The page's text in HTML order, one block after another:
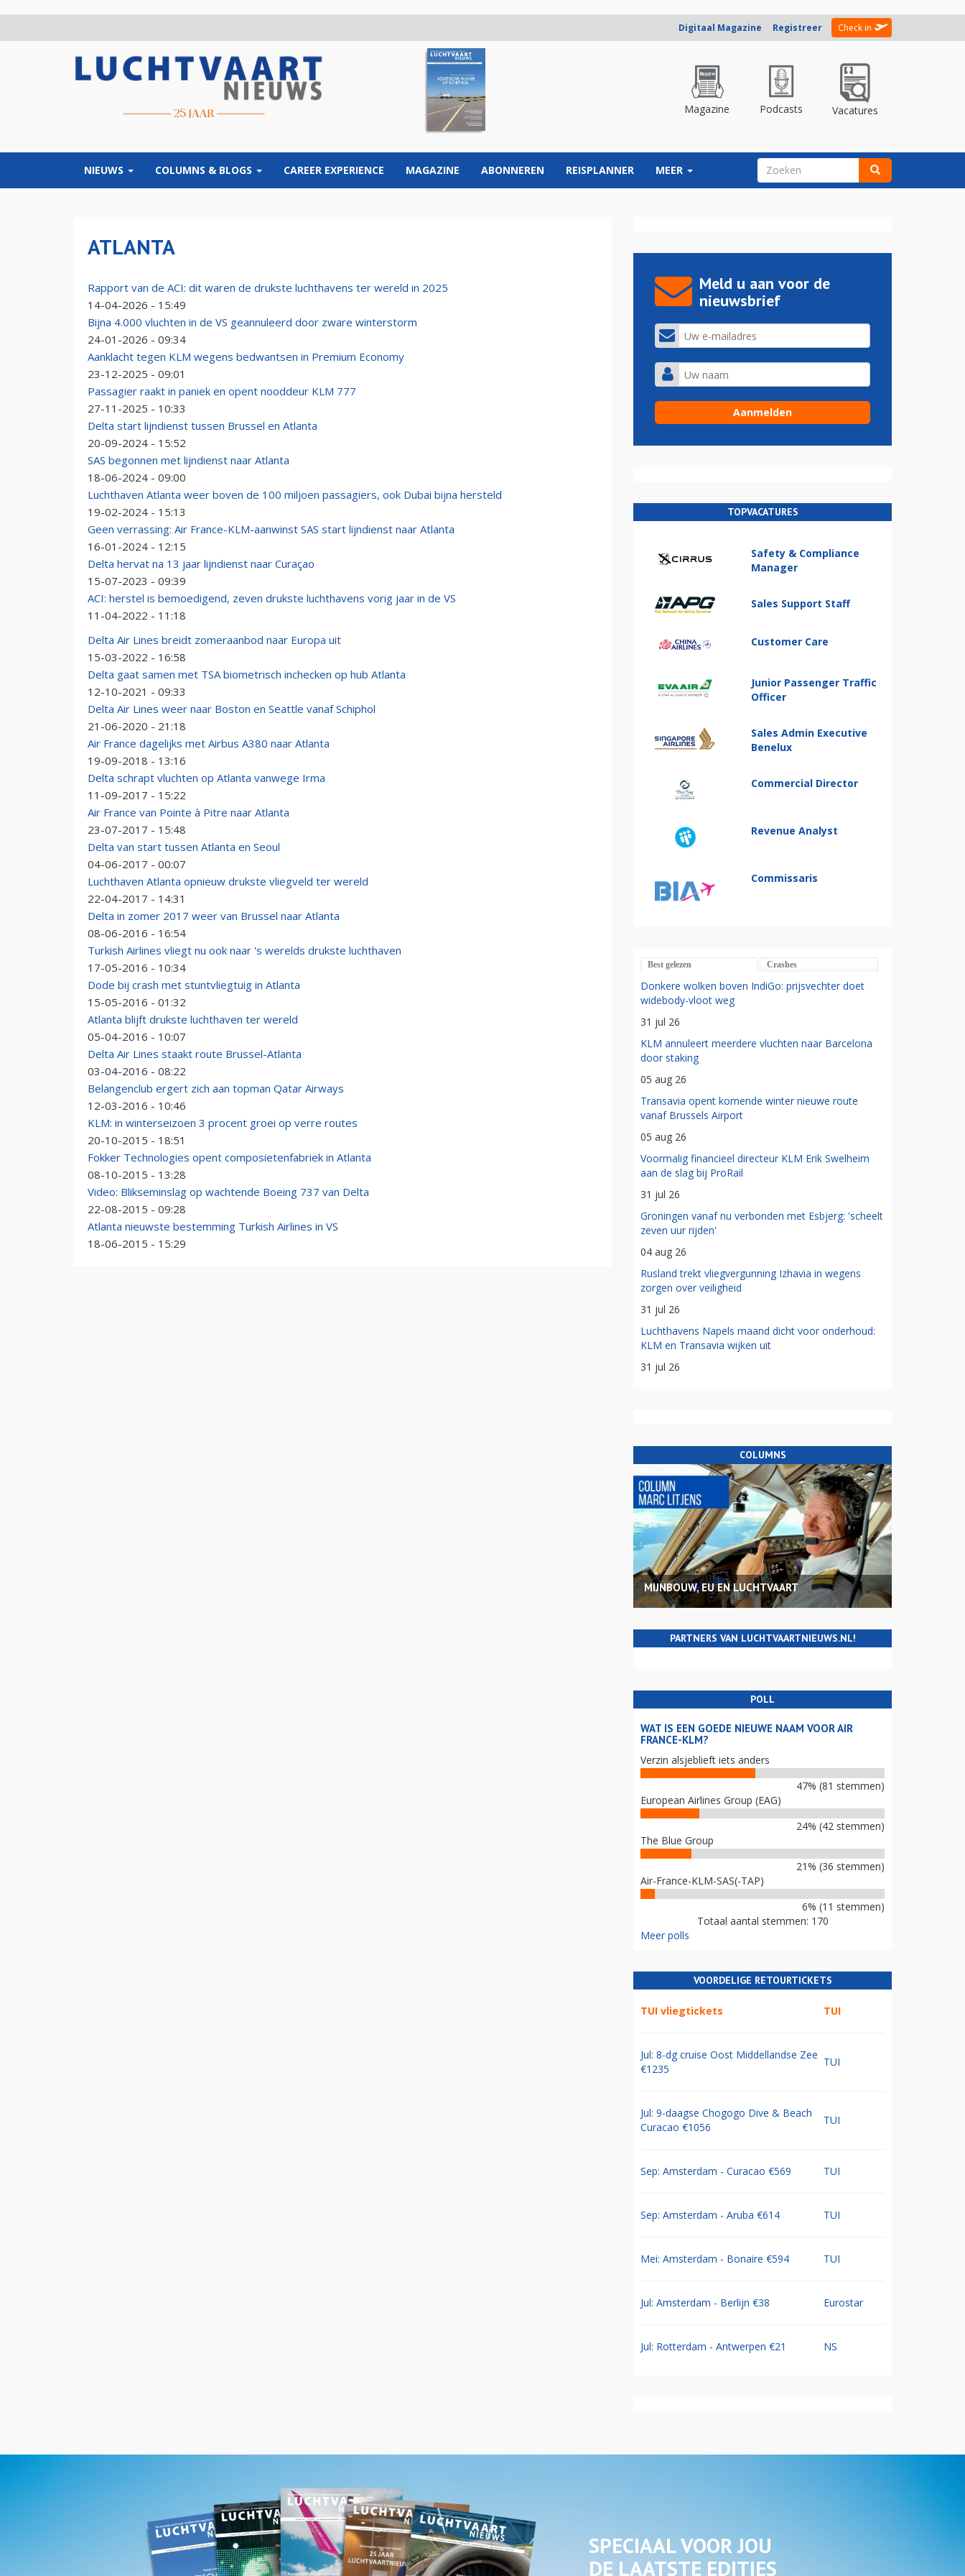
Digitaal Magazine Registreer Check in
Magazine Podcasts Vacatures
NIEUWS COLUMNS & BLOGS CAREER EXPERIENCE MAGAZINE ABONNEREN REISPLANNER MEER ZOEKVELD
ATLANTA
Rapport van de ACI: dit waren de drukste luchthavens ter wereld in 2025
14-04-2026 - 15:49
Bijna 4.000 vluchten in de VS geannuleerd door zware winterstorm
24-01-2026 - 09:34
Aanklacht tegen KLM wegens bedwantsen in Premium Economy
23-12-2025 - 09:01
Passagier raakt in paniek en opent nooddeur KLM 777
27-11-2025 - 10:33
Delta start lijndienst tussen Brussel en Atlanta
20-09-2024 - 15:52
SAS begonnen met lijndienst naar Atlanta
18-06-2024 - 09:00
Luchthaven Atlanta weer boven de 100 miljoen passagiers, ook Dubai bijna hersteld
19-02-2024 - 15:13
Geen verrassing: Air France-KLM-aanwinst SAS start lijndienst naar Atlanta
16-01-2024 - 12:15
Delta hervat na 13 jaar lijndienst naar Curaçao
15-07-2023 - 09:39
ACI: herstel is bemoedigend, zeven drukste luchthavens vorig jaar in de VS
11-04-2022 - 11:18
Delta Air Lines breidt zomeraanbod naar Europa uit
15-03-2022 - 16:58
Delta gaat samen met TSA biometrisch inchecken op hub Atlanta
12-10-2021 - 09:33
Delta Air Lines weer naar Boston en Seattle vanaf Schiphol
21-06-2020 - 21:18
Air France dagelijks met Airbus A380 naar Atlanta
19-09-2018 - 13:16
Delta schrapt vluchten op Atlanta vanwege Irma
11-09-2017 - 15:22
Air France van Pointe à Pitre naar Atlanta
23-07-2017 - 15:48
Delta van start tussen Atlanta en Seoul
04-06-2017 - 00:07
Luchthaven Atlanta opnieuw drukste vliegveld ter wereld
22-04-2017 - 14:31
Delta in zomer 2017 weer van Brussel naar Atlanta
08-06-2016 - 16:54
Turkish Airlines vliegt nu ook naar 's werelds drukste luchthaven
17-05-2016 - 10:34
Dode bij crash met stuntvliegtuig in Atlanta
15-05-2016 - 01:32
Atlanta blijft drukste luchthaven ter wereld
05-04-2016 - 10:07
Delta Air Lines staakt route Brussel-Atlanta
03-04-2016 - 08:22
Belangenclub ergert zich aan topman Qatar Airways
12-03-2016 - 10:46
KLM: in winterseizoen 3 procent groei op verre routes
20-10-2015 - 18:51
Fokker Technologies opent composietenfabriek in Atlanta
08-10-2015 - 13:28
Video: Blikseminslag op wachtende Boeing 737 van Delta
22-08-2015 - 09:28
Atlanta nieuwste bestemming Turkish Airlines in VS
18-06-2015 - 15:29
Meld u aan voor de
nieuwsbrief
TOPVACATURES
Safety & Compliance
Manager
Sales Support Staff
Customer Care
Junior Passenger Traffic
Officer
Sales Admin Executive
Benelux
Commercial Director
Revenue Analyst
Commissaris
Best gelezen Crashes
Donkere wolken boven IndiGo: prijsvechter doet
widebody-vloot weg
31 jul 26
KLM annuleert meerdere vluchten naar Barcelona
door staking
05 aug 26
Transavia opent komende winter nieuwe route
vanaf Brussels Airport
05 aug 26
Voormalig financieel directeur KLM Erik Swelheim
aan de slag bij ProRail
31 jul 26
Groningen vanaf nu verbonden met Esbjerg: 'scheelt
zeven uur rijden'
04 aug 26
Rusland trekt vliegvergunning Izhavia in wegens
zorgen over veiligheid
31 jul 26
Luchthavens Napels maand dicht voor onderhoud:
KLM en Transavia wijken uit
31 jul 26
COLUMNS
MIJNBOUW, EU EN LUCHTVAART
PARTNERS VAN LUCHTVAARTNIEUWS.NL!
POLL
WAT IS EEN GOEDE NIEUWE NAAM VOOR AIR
FRANCE-KLM?
Verzin alsjeblieft iets anders
47% (81 stemmen)
European Airlines Group (EAG)
24% (42 stemmen)
The Blue Group
21% (36 stemmen)
Air-France-KLM-SAS(-TAP)
6% (11 stemmen)
Totaal aantal stemmen: 170
Meer polls
VOORDELIGE RETOURTICKETS
TUI vliegtickets TUI
Jul: 8-dg cruise Oost Middellandse Zee
€1235
TUI
Jul: 9-daagse Chogogo Dive & Beach
Curacao €1056
TUI
Sep: Amsterdam - Curacao €569 TUI
Sep: Amsterdam - Aruba €614 TUI
Mei: Amsterdam - Bonaire €594 TUI
Jul: Amsterdam - Berlijn €38 Eurostar
Jul: Rotterdam - Antwerpen €21 NS
SPECIAAL VOOR JOU
DE LAATSTE EDITIES